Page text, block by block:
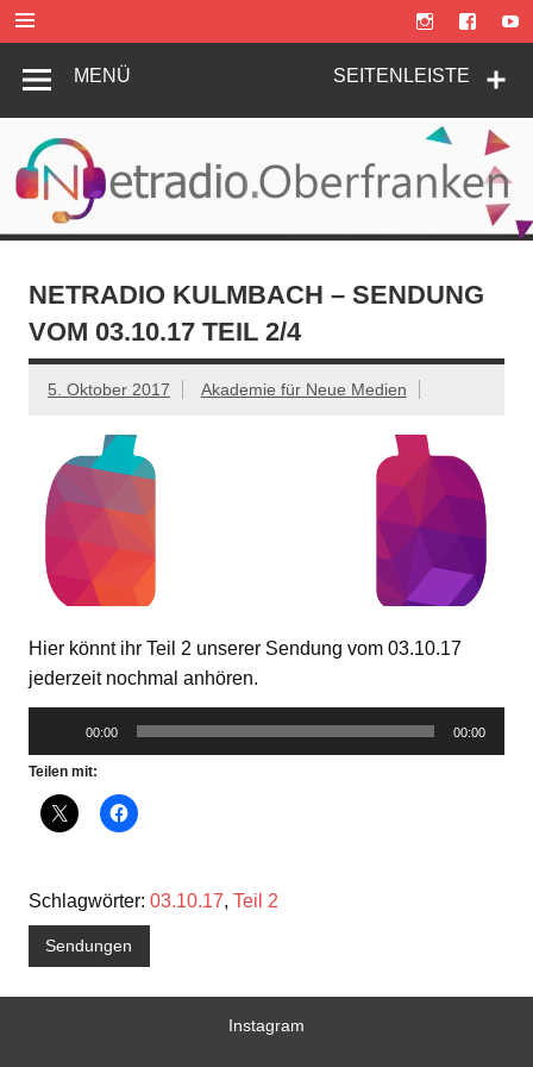
Inhalt
springen
SEITENLEISTE
MENÜ
NETRADIO KULMBACH – SENDUNG
VOM 03.10.17 TEIL 2/4
5. Oktober 2017 Akademie für Neue Medien
Hier könnt ihr Teil 2 unserer Sendung vom 03.10.17
jederzeit nochmal anhören.
Player
00:00 00:00
Teilen mit:
Schlagwörter: 03.10.17, Teil 2
Sendungen
Instagram